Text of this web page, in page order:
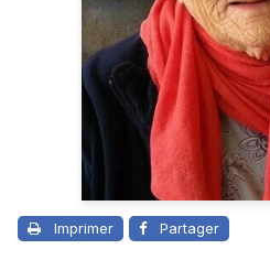
Imprimer Partager